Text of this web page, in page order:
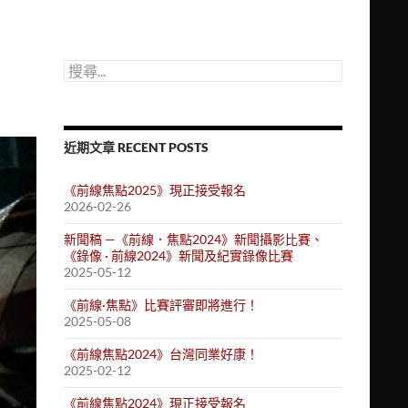
搜
尋
字:
近期文章 RECENT POSTS
《前線焦點2025》現正接受報名
2026-02-26
新聞稿 —《前線．焦點2024》新聞攝影比賽、
《錄像 · 前線2024》新聞及紀實錄像比賽
2025-05-12
《前線·焦點》比賽評審即將進行！
2025-05-08
《前線焦點2024》台灣同業好康！
2025-02-12
《前線焦點2024》現正接受報名